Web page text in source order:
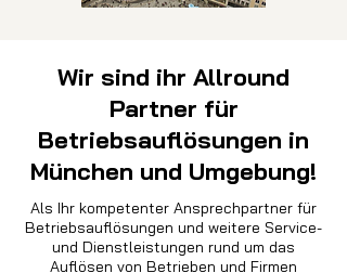
Wir sind ihr Allround
Partner für
Betriebsauflösungen in
München und Umgebung!
Als Ihr kompetenter Ansprechpartner für
Betriebsauflösungen und weitere Service-
und Dienstleistungen rund um das
Auflösen von Betrieben und Firmen